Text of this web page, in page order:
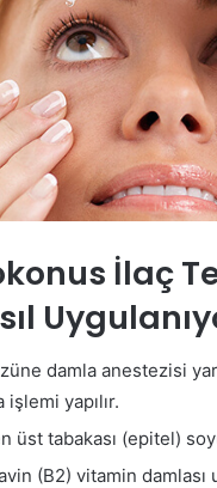
İlaç
damla anestezisi
yapılır.
üst tabakası (epitel)
(B2) vitamin damlası